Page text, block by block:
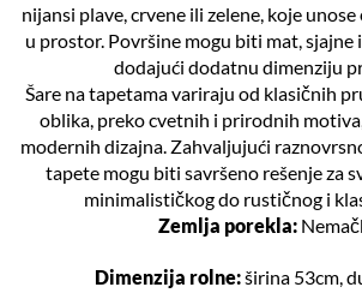
nijansi plave, crvene ili zelene, koje
u prostor. Površine mogu biti mat,
dodajući dodatnu dimenziju
Šare na tapetama variraju od klasičnih
oblika, preko cvetnih i prirodnih
modernih dizajna. Zahvaljujući
tapete mogu biti savršeno rešenje za
minimalističkog do rustičnog i
Zemlja porekla:
Dimenzija rolne:širina 53cm,